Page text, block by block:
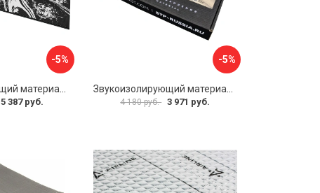
-5%
5 387 руб.
-5%
4 180 руб. 3 971 руб.